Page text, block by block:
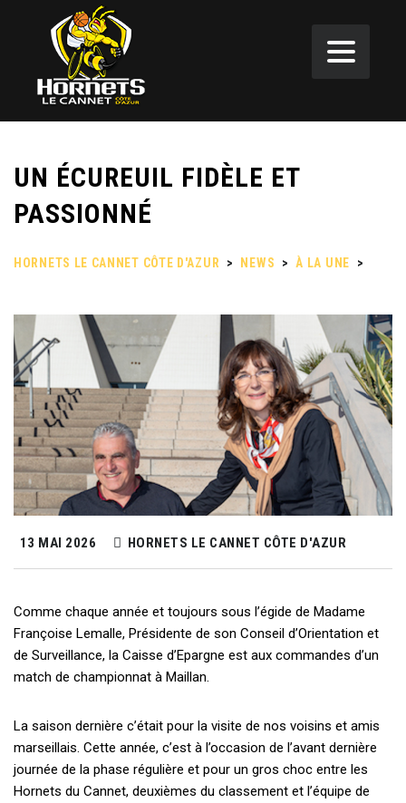
UN ÉCUREUIL FIDÈLE ET
PASSIONNÉ
HORNETS LE CANNET CÔTE D'AZUR > NEWS > À LA UNE >
13 MAI 2026 HORNETS LE CANNET CÔTE D'AZUR
Comme chaque année et toujours sous l’égide de Madame
Françoise Lemalle, Présidente de son Conseil d’Orientation et
de Surveillance, la Caisse d’Epargne est aux commandes d’un
match de championnat à Maillan.
La saison dernière c’était pour la visite de nos voisins et amis
marseillais. Cette année, c’est à l’occasion de l’avant dernière
journée de la phase régulière et pour un gros choc entre les
Hornets du Cannet, deuxièmes du classement et l’équipe de